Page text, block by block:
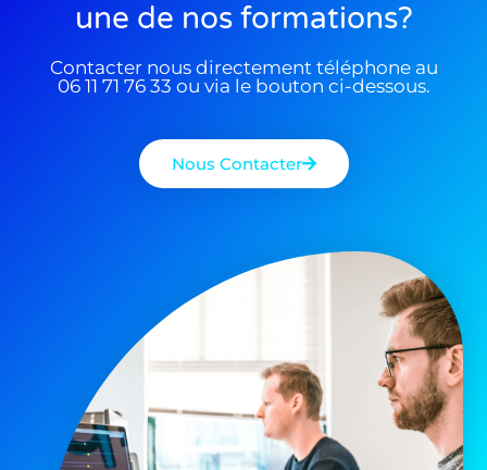
une de nos formations?
Contacter nous directement téléphone au
06 11 71 76 33 ou via le bouton ci-dessous.
Nous Contacter